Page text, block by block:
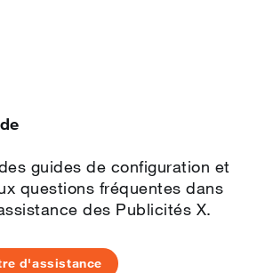
guides de configuration et
questions fréquentes dans
des Publicités X.
d'assistance